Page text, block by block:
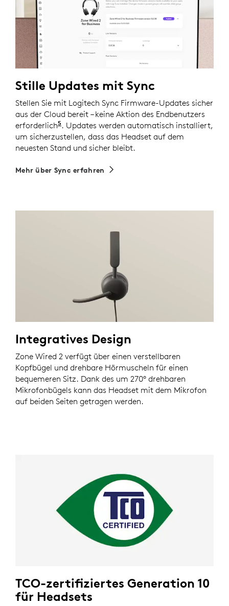
Stille Updates mit Sync
Stellen Sie mit Logitech Sync Firmware-Updates sicher
aus der Cloud bereit – keine Aktion des Endbenutzers
erforderlich5 . Erfordert die Installation von Logi Tune
. Updates werden automatisch installiert,
um sicherzustellen, dass das Headset auf dem
neuesten Stand und sicher bleibt.
Mehr über Sync erfahren
Integratives Design
Zone Wired 2 verfügt über einen verstellbaren
Kopfbügel und drehbare Hörmuscheln für einen
bequemeren Sitz. Dank des um 270° drehbaren
Mikrofonbügels kann das Headset mit dem Mikrofon
auf beiden Seiten getragen werden.
TCO-zertifiziertes Generation 10
für Headsets